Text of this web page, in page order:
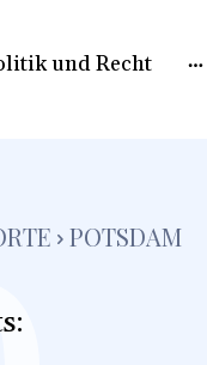
und Recht
POTSDAM